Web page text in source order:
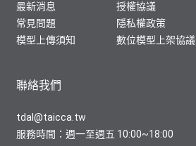
最新消息
常見問題
模型上傳須知
授權協議
隱私權政策
數位模型上架協議
聯絡我們
tdal@taicca.tw
服務時間：週一至週五 10:00~18:00